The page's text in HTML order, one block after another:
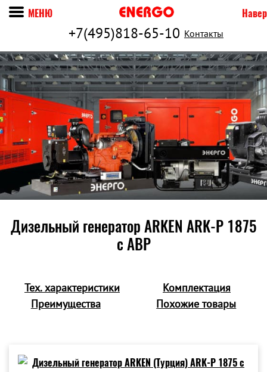
+7(495)818-65-10 Контакты
МЕНЮ
Дизельный генератор ARKEN ARK-P 1875
c АВР
Тех. характеристики
Комплектация
Преимущества
Похожие товары